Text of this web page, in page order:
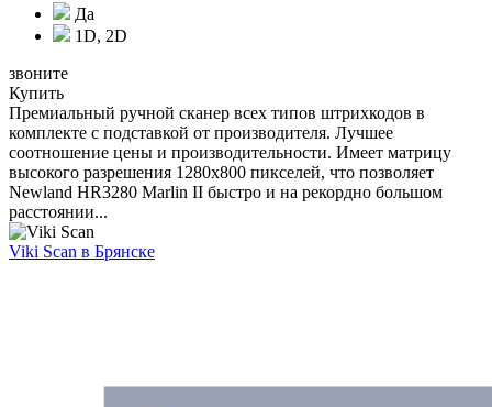
Да
1D, 2D
звоните
Купить
Премиальный ручной сканер всех типов штрихкодов в
комплекте с подставкой от производителя. Лучшее
соотношение цены и производительности. Имеет матрицу
высокого разрешения 1280x800 пикселей, что позволяет
Newland HR3280 Marlin II быстро и на рекордно большом
расстоянии...
Viki Scan в Брянске